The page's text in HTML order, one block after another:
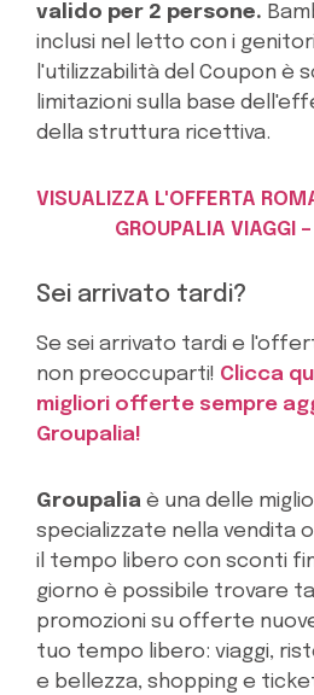
valido per 2 persone.
inclusi nel letto con i
l'utilizzabilità del Coupon è
limitazioni sulla base
della struttura ricettiva.
VISUALIZZA L'OFFERTA
GROUPALIA VIAGGI
Sei arrivato tardi?
Se sei arrivato tardi e
non preoccuparti! Clicca
migliori offerte sempre
Groupalia!
Groupalia è una delle
specializzate nella vendita
il tempo libero con sconti
giorno è possibile trovare
promozioni su offerte
tuo tempo libero: viaggi,
e bellezza, shopping e